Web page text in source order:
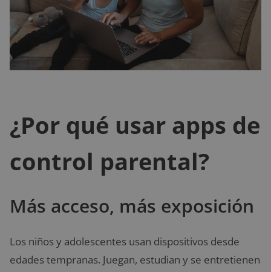
¿Por qué usar apps de
control parental?
Más acceso, más exposición
Los niños y adolescentes usan dispositivos desde
edades tempranas. Juegan, estudian y se entretienen